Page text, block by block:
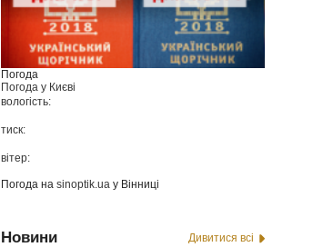
Погода
Погода у Києві
вологість:
тиск:
вітер:
Погода наsinoptik.ua у Вінниці
Новини Дивитися всі